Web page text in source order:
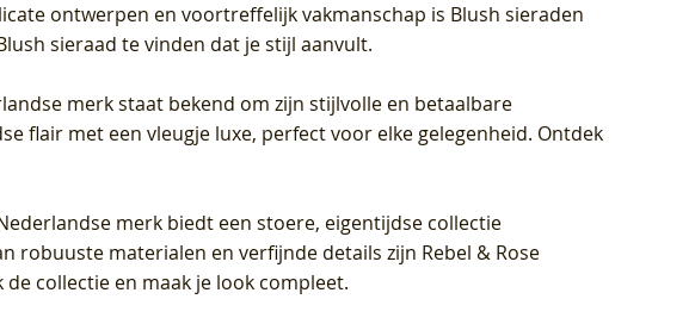
ontwerpen en voortreffelijk vakmanschap is Blush sieraden
sieraad te vinden dat je stijl aanvult.
merk staat bekend om zijn stijlvolle en betaalbare
flair met een vleugje luxe, perfect voor elke gelegenheid. Ontdek
merk biedt een stoere, eigentijdse collectie
robuuste materialen en verfijnde details zijn Rebel & Rose
collectie en maak je look compleet.